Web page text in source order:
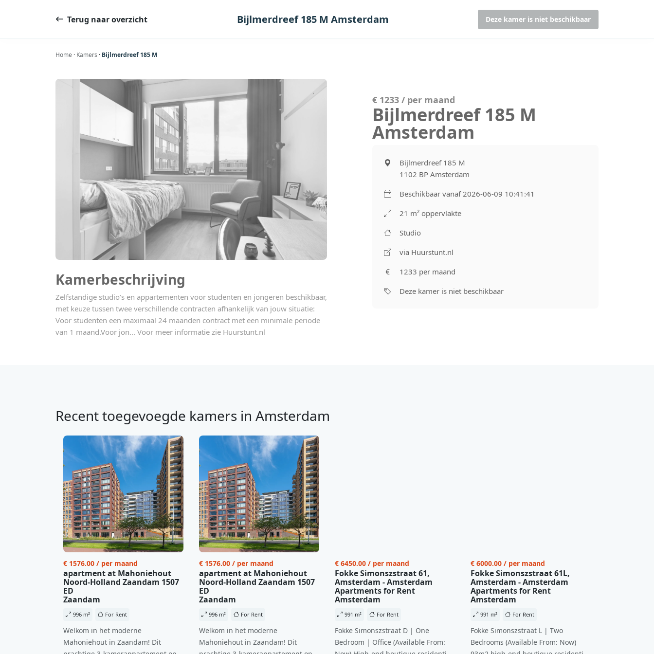
Terug naar overzicht Bijlmerdreef 185 M Amsterdam Deze kamer is niet beschikbaar
Home · Kamers · Bijlmerdreef 185 M
Kamerbeschrijving
Zelfstandige studio’s en appartementen voor studenten en jongeren beschikbaar,
met keuze tussen twee verschillende contracten afhankelijk van jouw situatie:
Voor studenten een maximaal 24 maanden contract met een minimale periode
van 1 maand.Voor jon... Voor meer informatie zie Huurstunt.nl
€ 1233 / per maand
Bijlmerdreef 185 M
Amsterdam
Bijlmerdreef 185 M
1102 BP Amsterdam
Beschikbaar vanaf 2026-06-09 10:41:41
21 m² oppervlakte
Studio
via Huurstunt.nl
1233 per maand
Deze kamer is niet beschikbaar
Recent toegevoegde kamers in Amsterdam
€ 1576.00 / per maand
apartment at Mahoniehout
Noord-Holland Zaandam 1507
ED
Zaandam
996 m² For Rent
Welkom in het moderne
Mahoniehout in Zaandam! Dit
€ 1576.00 / per maand
apartment at Mahoniehout
Noord-Holland Zaandam 1507
ED
Zaandam
996 m² For Rent
Welkom in het moderne
Mahoniehout in Zaandam! Dit
€ 6450.00 / per maand
Fokke Simonszstraat 61,
Amsterdam - Amsterdam
Apartments for Rent
Amsterdam
991 m² For Rent
Fokke Simonszstraat D | One
Bedroom | Office (Available From:
€ 6000.00 / per maand
Fokke Simonszstraat 61L,
Amsterdam - Amsterdam
Apartments for Rent
Amsterdam
991 m² For Rent
Fokke Simonszstraat L | Two
Bedrooms (Available From: Now)